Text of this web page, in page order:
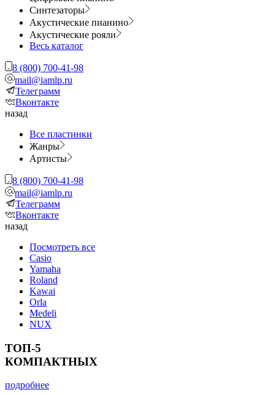
Синтезаторы
Акустические пианино
Акустические рояли
Весь каталог
8 (800) 700-41-98
mail@iamlp.ru
Телеграмм
Вконтакте
назад
Все пластинки
Жанры
Артисты
8 (800) 700-41-98
mail@iamlp.ru
Телеграмм
Вконтакте
назад
Посмотреть все
Casio
Yamaha
Roland
Kawai
Orla
Medeli
NUX
ТОП-5
КОМПАКТНЫХ
подробнее